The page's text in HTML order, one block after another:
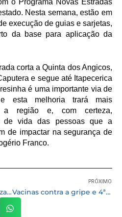
Nesta semana, estão em
execução de guias e sarjetas,
da base para aplicação da
corta a Quinta dos Angicos,
e segue até Itapecerica
é uma importante via de
esta melhoria trará mais
a região e, com certeza,
de vida das pessoas que a
de impactar na segurança de
Franco.
Prefeitura executa limpeza de córrego e de caixas de drenagem urbana
PRÓXIMO
Vacinas contra a gripe e 4ª dose contra a covid começam a ser aplicadas em idosos em ILPI”s